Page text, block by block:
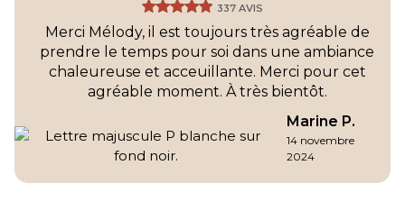
337 AVIS
Merci Mélody, il est toujours très agréable de
prendre le temps pour soi dans une ambiance
chaleureuse et acceuillante. Merci pour cet
agréable moment. À très bientôt.
Marine P.
14 novembre
2024